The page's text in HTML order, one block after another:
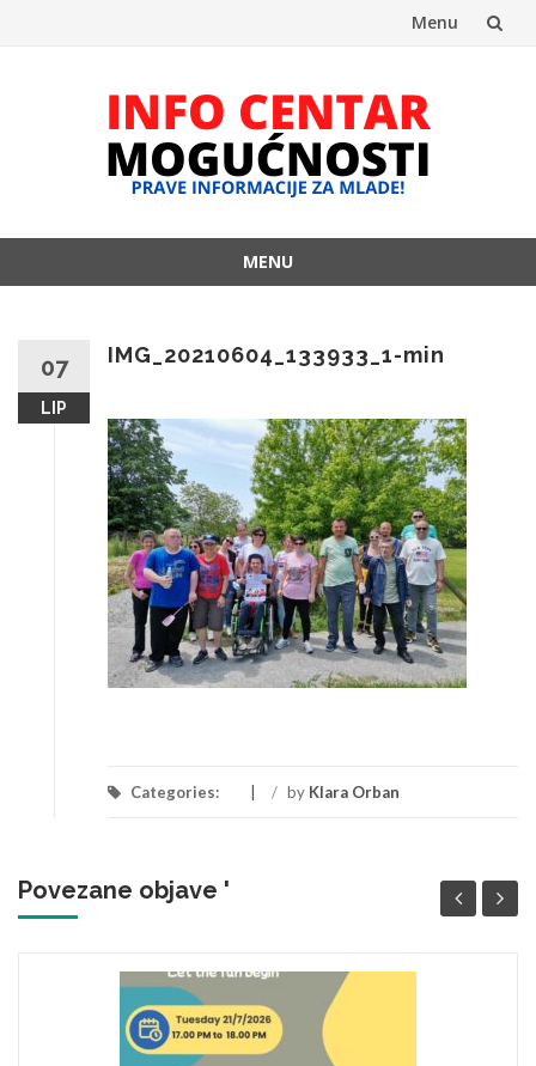
Menu
MENU
07
LIP
IMG_20210604_133933_1-min
Categories: / by Klara Orban
Povezane objave '